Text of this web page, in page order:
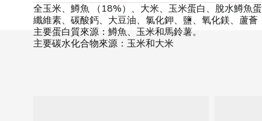
全玉米、鱒魚 （18%）、大米、玉米蛋白、脫水鱒魚
纖維素、碳酸鈣、大豆油、氯化鉀、鹽、氧化鎂、蘆
主要蛋白質來源：鱒魚、玉米和馬鈴薯。
主要碳水化合物來源：玉米和大米